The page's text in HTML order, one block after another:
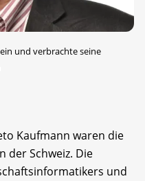
und verbrachte seine
Kaufmann waren die
der Schweiz. Die
und